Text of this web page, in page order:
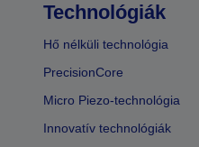
Technológiák
Hő nélküli technológia
PrecisionCore
Micro Piezo-technológia
Innovatív technológiák